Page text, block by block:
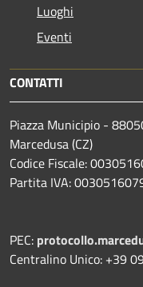
Luoghi
Eventi
CONTATTI
Piazza Municipio -
Marcedusa (CZ)
Codice Fiscale:
Partita IVA:
PEC:
Centralino Unico: +39